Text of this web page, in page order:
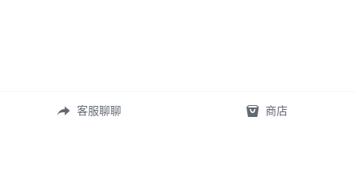
客服聊聊 商店